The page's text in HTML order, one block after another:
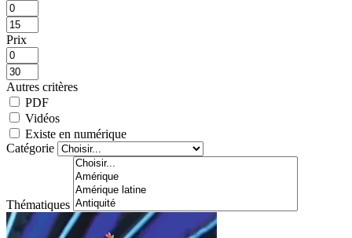
Prix
Autres critères
PDF
Vidéos
Existe en numérique
Catégorie
Thématiques